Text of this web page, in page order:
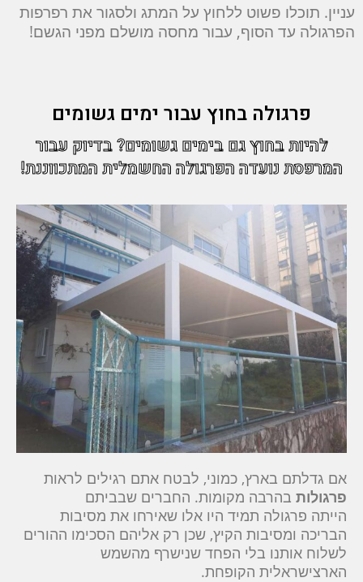
עניין. תוכלו פשוט ללחוץ על המתג ולסגור את רפרפות
הפרגולה עד הסוף, עבור מחסה מושלם מפני הגשם!
פרגולה בחוץ עבור ימים גשומים
להיות בחוץ גם בימים גשומים? בדיוק עבור
המרפסת נועדה הפרגולה החשמלית המתכווננת!
אם גדלתם בארץ, כמוני, לבטח אתם רגילים לראות
פרגולות בהרבה מקומות. החברים שבביתם
הייתה פרגולה תמיד היו אלו שאירחו את מסיבות
הבריכה ומסיבות הקיץ, שכן רק אליהם הסכימו ההורים
לשלוח אותנו בלי הפחד שנישרף מהשמש
הארצישראלית הקופחת.